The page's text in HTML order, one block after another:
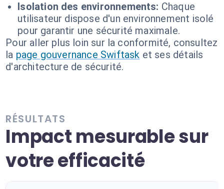
Isolation des environnements: Chaque
utilisateur dispose d'un environnement isolé
pour garantir une sécurité maximale.
Pour aller plus loin sur la conformité, consultez
la page gouvernance Swiftask et ses détails
d'architecture de sécurité.
RÉSULTATS
Impact mesurable sur
votre efficacité